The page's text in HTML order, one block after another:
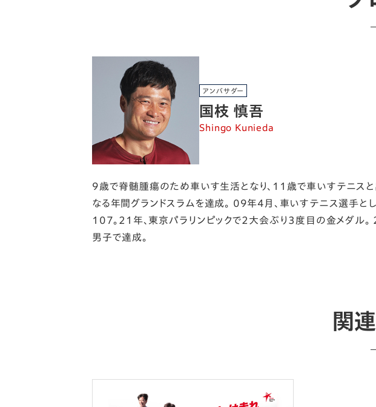
アンバサダー
国枝 慎吾
Shingo Kunieda
9歳で脊髄腫瘍のため車いす生活となり、11歳で車いすテニス
なる年間グランドスラムを達成。 09年4月、車いすテニス選手
107。21年、東京パラリンピックで2大会ぶり3度目の金メダル。
男子で達成。
関